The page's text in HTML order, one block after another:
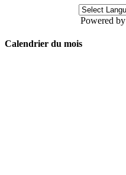
Powered by
Calendrier du mois